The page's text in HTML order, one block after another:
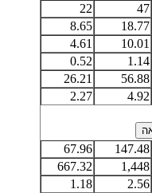
47
22
18.77
8.65
10.01
4.61
1.14
0.52
56.88
26.21
4.92
2.27
147.48
67.96
1,448
667.32
2.56
1.18